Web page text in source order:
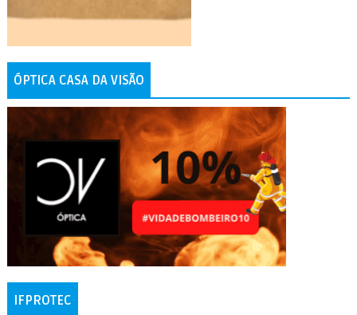
ÓPTICA CASA DA VISÃO
IFPROTEC